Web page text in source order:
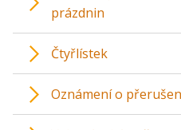
prázdnin
Čtyřlístek
Oznámení o